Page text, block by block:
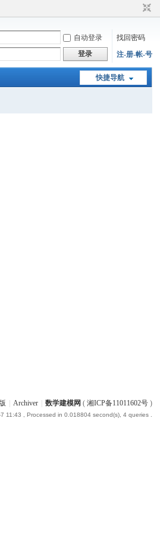
自动登录
找回密码
登录 注-册-帐-号
快捷导航
Archiver 数学建模网 ( 湘ICP备11011602号)
11:43 , Processed in 0.018804 second(s), 4 queries .